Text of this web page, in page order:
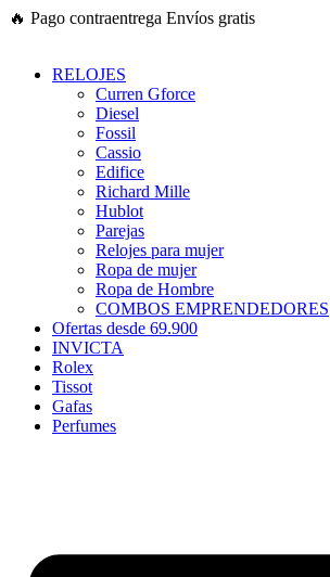
Ir
🔥 Pago contraentrega Envíos gratis
RELOJES
Curren Gforce
Diesel
Fossil
Cassio
Edifice
Richard Mille
Hublot
Parejas
Relojes para mujer
Ropa de mujer
Ropa de Hombre
COMBOS EMPRENDEDORES
Ofertas desde 69.900
INVICTA
Rolex
Tissot
Gafas
Perfumes